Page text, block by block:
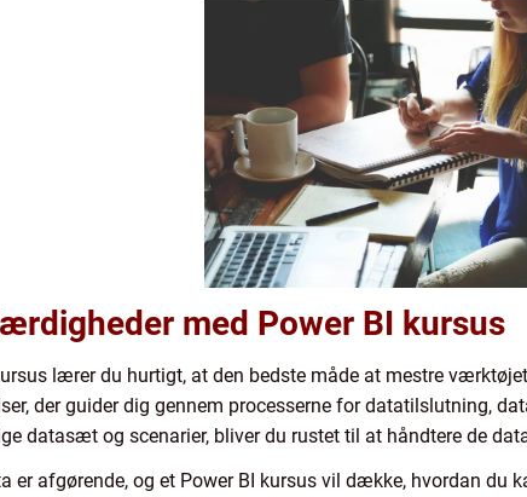
med Power BI kursus
lærer du hurtigt, at den bedste måde at mestre
der guider dig gennem processerne for datatilslutning,
datasæt og scenarier, bliver du rustet til at håndtere de
er afgørende, og et Power BI kursus vil dække, hvordan du